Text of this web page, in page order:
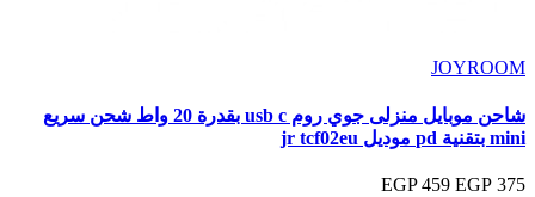
JOYROOM
شاحن موبايل منزلى جوي روم usb c بقدرة 20 واط شحن سريع
mini بتقنية pd موديل jr tcf02eu
375 EGP
459 EGP